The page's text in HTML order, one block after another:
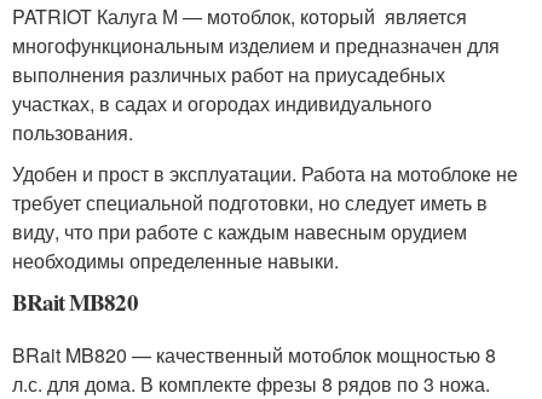
PATRIOT Калуга М — мотоблок, который является
многофункциональным изделием и предназначен для
выполнения различных работ на приусадебных
участках, в садах и огородах индивидуального
пользования.
Удобен и прост в эксплуатации. Работа на мотоблоке не
требует специальной подготовки, но следует иметь в
виду, что при работе с каждым навесным орудием
необходимы определенные навыки.
BRait MB820
BRait MB820 — качественный мотоблок мощностью 8
л.с. для дома. В комплекте фрезы 8 рядов по 3 ножа.